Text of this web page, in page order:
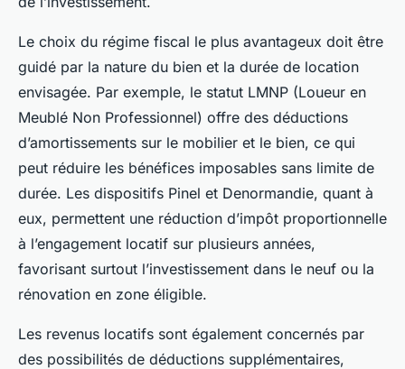
Le choix du régime fiscal le plus avantageux doit être
guidé par la nature du bien et la durée de location
envisagée. Par exemple, le statut LMNP (Loueur en
Meublé Non Professionnel) offre des déductions
d’amortissements sur le mobilier et le bien, ce qui
peut réduire les bénéfices imposables sans limite de
durée. Les dispositifs Pinel et Denormandie, quant à
eux, permettent une réduction d’impôt proportionnelle
à l’engagement locatif sur plusieurs années,
favorisant surtout l’investissement dans le neuf ou la
rénovation en zone éligible.
Les revenus locatifs sont également concernés par
des possibilités de déductions supplémentaires,